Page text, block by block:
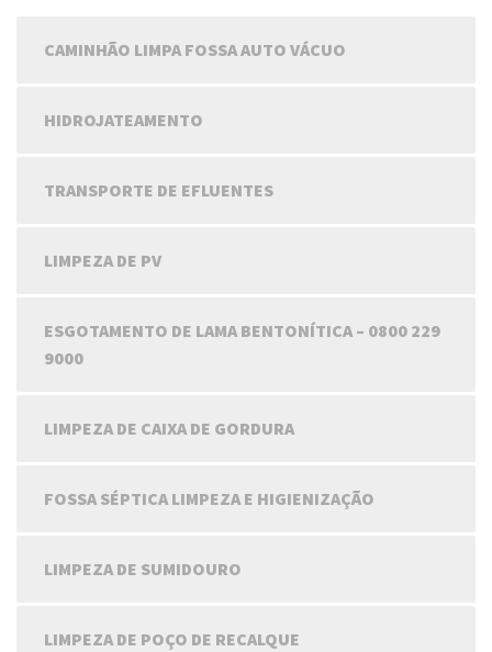
CAMINHÃO LIMPA FOSSA AUTO VÁCUO
HIDROJATEAMENTO
TRANSPORTE DE EFLUENTES
LIMPEZA DE PV
ESGOTAMENTO DE LAMA BENTONÍTICA – 0800 229
9000
LIMPEZA DE CAIXA DE GORDURA
FOSSA SÉPTICA LIMPEZA E HIGIENIZAÇÃO
LIMPEZA DE SUMIDOURO
LIMPEZA DE POÇO DE RECALQUE